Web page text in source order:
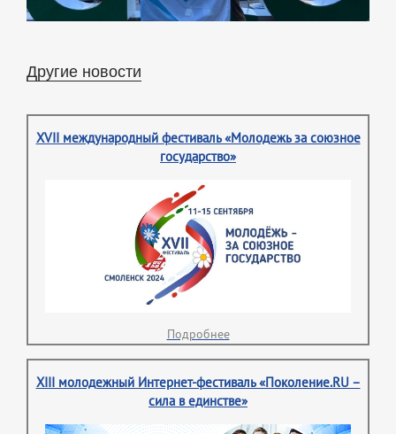
Другие новости
XVII международный фестиваль «Молодежь за союзное
государство»
Подробнее
XIII молодежный Интернет-фестиваль «Поколение.RU –
сила в единстве»